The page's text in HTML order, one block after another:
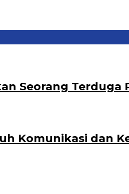
Seorang Terduga
Komunikasi dan